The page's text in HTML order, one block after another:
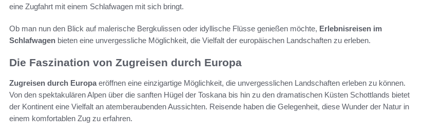
eine Zugfahrt mit einem Schlafwagen mit sich bringt.
Ob man nun den Blick auf malerische Bergkulissen oder idyllische Flüsse genießen möchte, Erlebnisreisen im
Schlafwagen bieten eine unvergessliche Möglichkeit, die Vielfalt der europäischen Landschaften zu erleben.
Die Faszination von Zugreisen durch Europa
Zugreisen durch Europaeröffnen eine einzigartige Möglichkeit, die unvergesslichen Landschaften erleben zu können.
Von den spektakulären Alpen über die sanften Hügel der Toskana bis hin zu den dramatischen Küsten Schottlands bietet
der Kontinent eine Vielfalt an atemberaubenden Aussichten. Reisende haben die Gelegenheit, diese Wunder der Natur in
einem komfortablen Zug zu erfahren.